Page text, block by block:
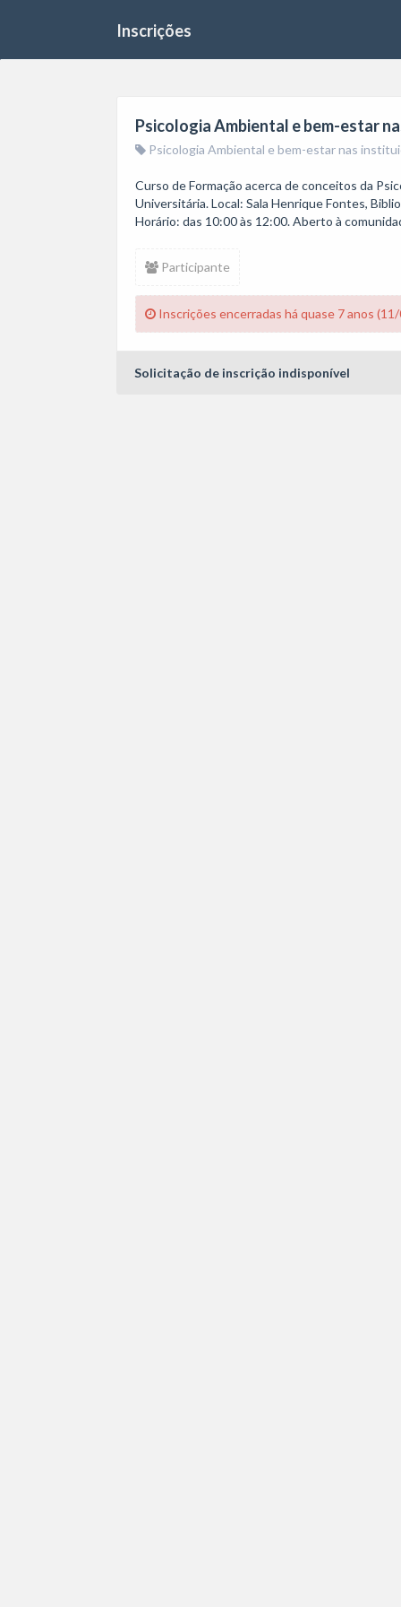
Inscrições
Psicologia Ambiental e bem-estar
Psicologia Ambiental e bem-estar nas
Curso de Formação acerca de conceitos da
Universitária. Local: Sala Henrique Fontes,
Horário: das 10:00 às 12:00. Aberto à
Participante
Inscrições encerradas há quase 7 anos
Solicitação de inscrição indisponível